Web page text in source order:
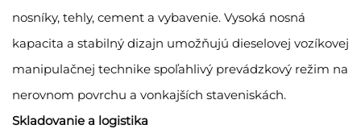
nosníky, tehly, cement a vybavenie. Vysoká nosná
kapacita a stabilný dizajn umožňujú dieselovej vozíkovej
manipulačnej technike spoľahlivý prevádzkový režim na
nerovnom povrchu a vonkajších staveniskách.
Skladovanie a logistika